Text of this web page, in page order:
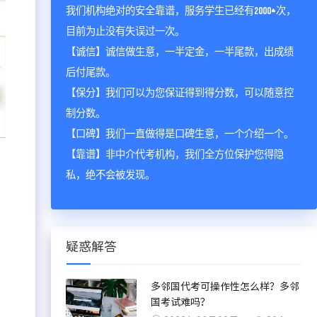
我们机构绝对的安全靠谱，服务学生已经有2000+次，
目前为止没有失误过一次。
【诚信】诚信做生意，一半定金，一半尾款，出成绩
后付尾款。
【保分】我们可以为您保证得到得分数，可以随意控
制分数。
【口碑】我们一直做得是口碑生意，一个介绍一个。
【靠谱】非中介代考机构，我们全方位保护您得隐
私，绝不会被发现。
疑惑解答
多邻国代考可操作性怎么样？多邻
国考试难吗？